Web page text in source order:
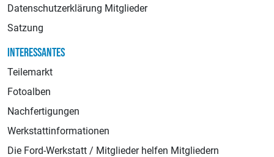
Datenschutzerklärung Mitglieder
Satzung
INTERESSANTES
Teilemarkt
Fotoalben
Nachfertigungen
Werkstattinformationen
Die Ford-Werkstatt / Mitglieder helfen Mitgliedern